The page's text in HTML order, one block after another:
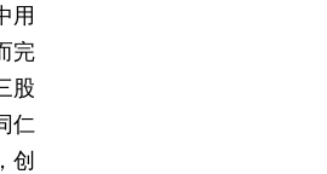
用
完
股
仁
创